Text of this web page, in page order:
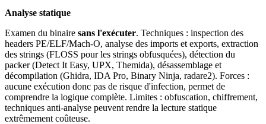
Analyse statique
Examen du binaire sans l'exécuter. Techniques : inspection des
headers PE/ELF/Mach-O, analyse des imports et exports, extraction
des strings (FLOSS pour les strings obfusquées), détection du
packer (Detect It Easy, UPX, Themida), désassemblage et
décompilation (Ghidra, IDA Pro, Binary Ninja, radare2). Forces :
aucune exécution donc pas de risque d'infection, permet de
comprendre la logique complète. Limites : obfuscation, chiffrement,
techniques anti-analyse peuvent rendre la lecture statique
extrêmement coûteuse.